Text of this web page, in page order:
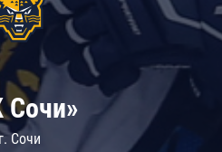
Сочи»
Сочи